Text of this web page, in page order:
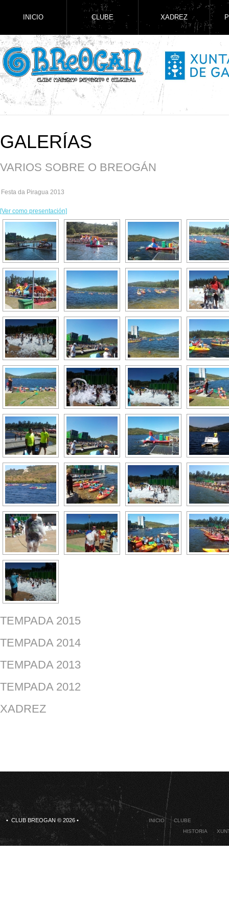
INICIO CLUBE XADREZ
GALERÍAS
VARIOS SOBRE O BREOGÁN
Festa da Piragua 2013
[Ver como presentación]
TEMPADA 2015
TEMPADA 2014
TEMPADA 2013
TEMPADA 2012
XADREZ
• CLUB BREOGAN © 2026 • INICIO
CLUBE
HISTORIA